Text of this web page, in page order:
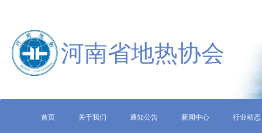
河南省地热协会
首页 关于我们 通知公告 新闻中心 行业动态